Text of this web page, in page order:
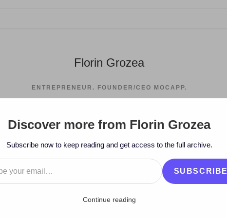
Florin Grozea
ENTREPRENEUR. FOUNDER/CEO MOCAPP.
Discover more from Florin Grozea
Subscribe now to keep reading and get access to the full archive.
SUBSCRIBE
Continue reading